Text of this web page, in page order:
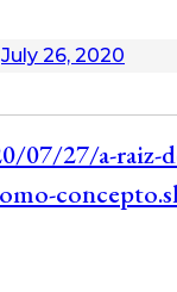
July 26, 2020